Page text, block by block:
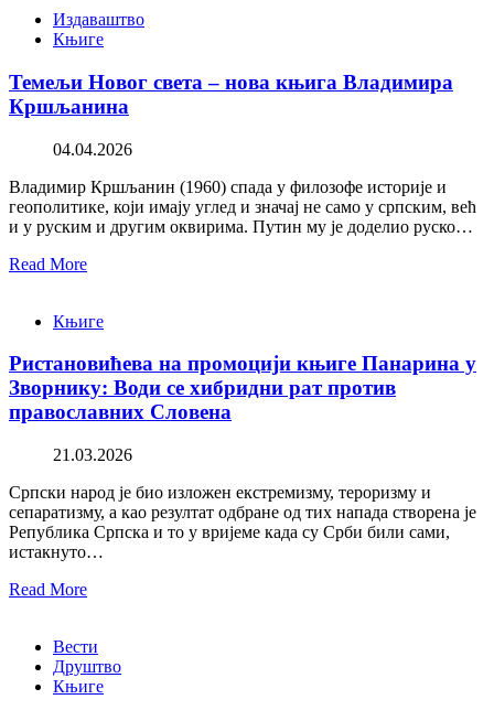
Издаваштво
Књиге
Темељи Новог света – нова књига Владимира
Кршљанина
04.04.2026
Владимир Кршљанин (1960) спада у филозофе историје и
геополитике, који имају углед и значај не само у српским, већ
и у руским и другим оквирима. Путин му је доделио руско…
Read More
Књиге
Ристановићева на промоцији књиге Панарина у
Зворнику: Води се хибридни рат против
православних Словена
21.03.2026
Српски народ је био изложен екстремизму, тероризму и
сепаратизму, а као резултат одбране од тих напада створена је
Република Српска и то у вријеме када су Срби били сами,
истакнуто…
Read More
Вести
Друштво
Књиге